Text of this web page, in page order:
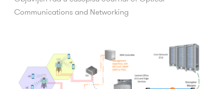
Communications and Networking